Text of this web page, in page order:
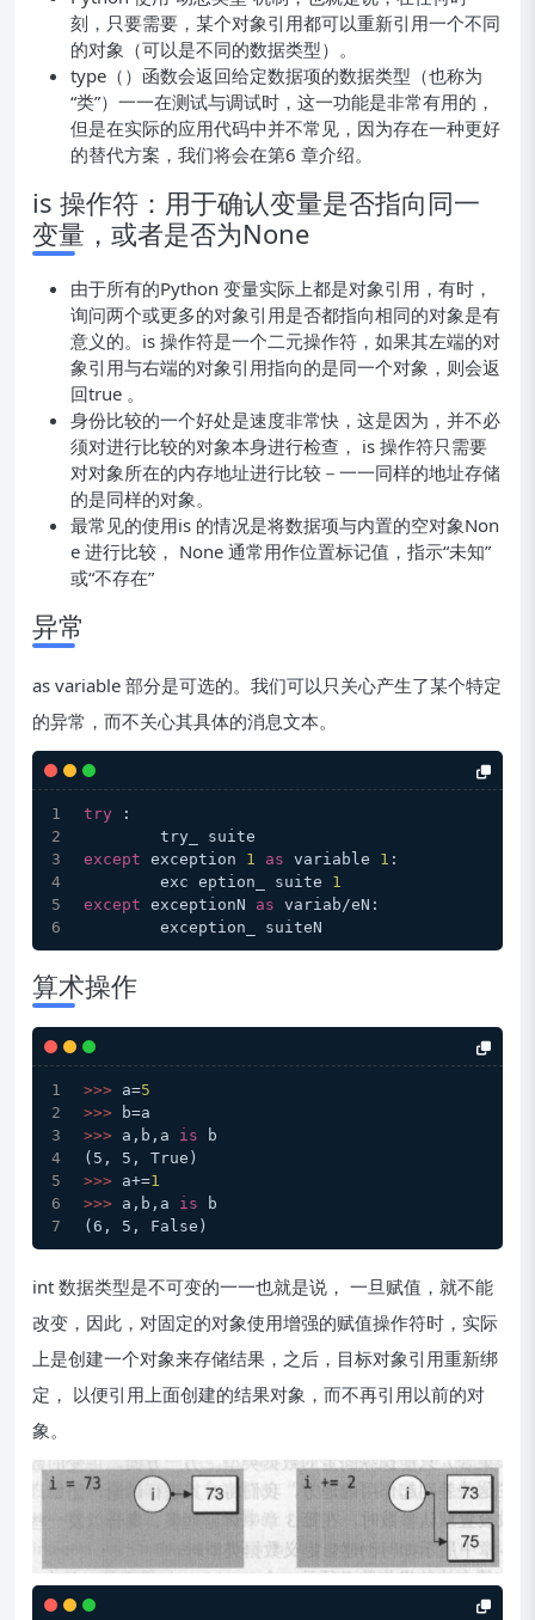
刻，只要需要，某个对象引用都可以重新引用一个不同
的对象（可以是不同的数据类型）。
type（）函数会返回给定数据项的数据类型（也称为
“类”）一一在测试与调试时，这一功能是非常有用的，
但是在实际的应用代码中并不常见，因为存在一种更好
的替代方案，我们将会在第6 章介绍。
is 操作符：用于确认变量是否指向同一
变量，或者是否为None
由于所有的Python 变量实际上都是对象引用，有时，
询问两个或更多的对象引用是否都指向相同的对象是有
意义的。is 操作符是一个二元操作符，如果其左端的对
象引用与右端的对象引用指向的是同一个对象，则会返
回true 。
身份比较的一个好处是速度非常快，这是因为，并不必
须对进行比较的对象本身进行检查， is 操作符只需要
对对象所在的内存地址进行比较－一一同样的地址存储
的是同样的对象。
最常见的使用is 的情况是将数据项与内置的空对象Non
e 进行比较， None 通常用作位置标记值，指示“未知”
或“不存在”
异常
as variable 部分是可选的。我们可以只关心产生了某个特定
的异常，而不关心其具体的消息文本。
try :
	try_ suite
except exception 1 as variable 1 :
	exc eption_ suite
1
except exceptionN as variab/eN:
	exception_ suiteN
算术操作
>>> a=5
>>>
b=a
>>> a,b,a is b
(5, 5, True)
>>> a+=1
>>> a,b,a is b
(6, 5, False)
int 数据类型是不可变的一一也就是说， 一旦赋值，就不能
改变，因此，对固定的对象使用增强的赋值操作符时，实际
上是创建一个对象来存储结果，之后，目标对象引用重新绑
定， 以便引用上面创建的结果对象，而不再引用以前的对
象。